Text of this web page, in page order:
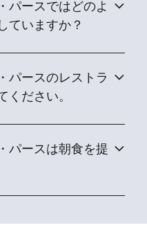
パースではどのよ
ていますか？
パースのレストラ
ください。
パースは朝食を提